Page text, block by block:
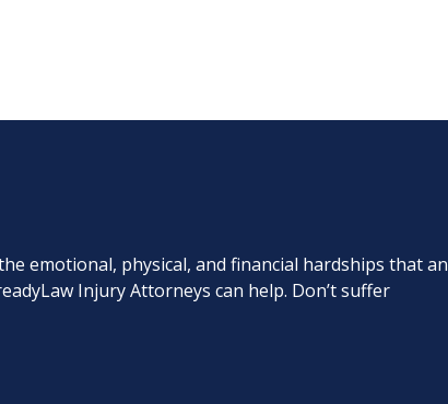
emotional, physical, and financial hardships that an
Injury Attorneys can help. Don’t suffer